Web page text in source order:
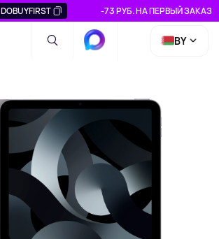
DOBUYFIRST -73 РУБ. НА ПЕРВЫЙ ЗАКАЗ
BY